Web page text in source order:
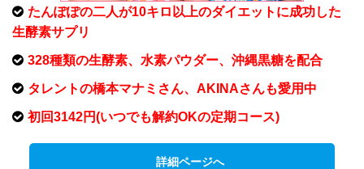
たんぽぽの二人が10キロ以上のダイエットに成功した
生酵素サプリ
328種類の生酵素、水素パウダー、沖縄黒糖を配合
タレントの橋本マナミさん、AKINAさんも愛用中
初回3142円(いつでも解約OKの定期コース)
詳細ページへ